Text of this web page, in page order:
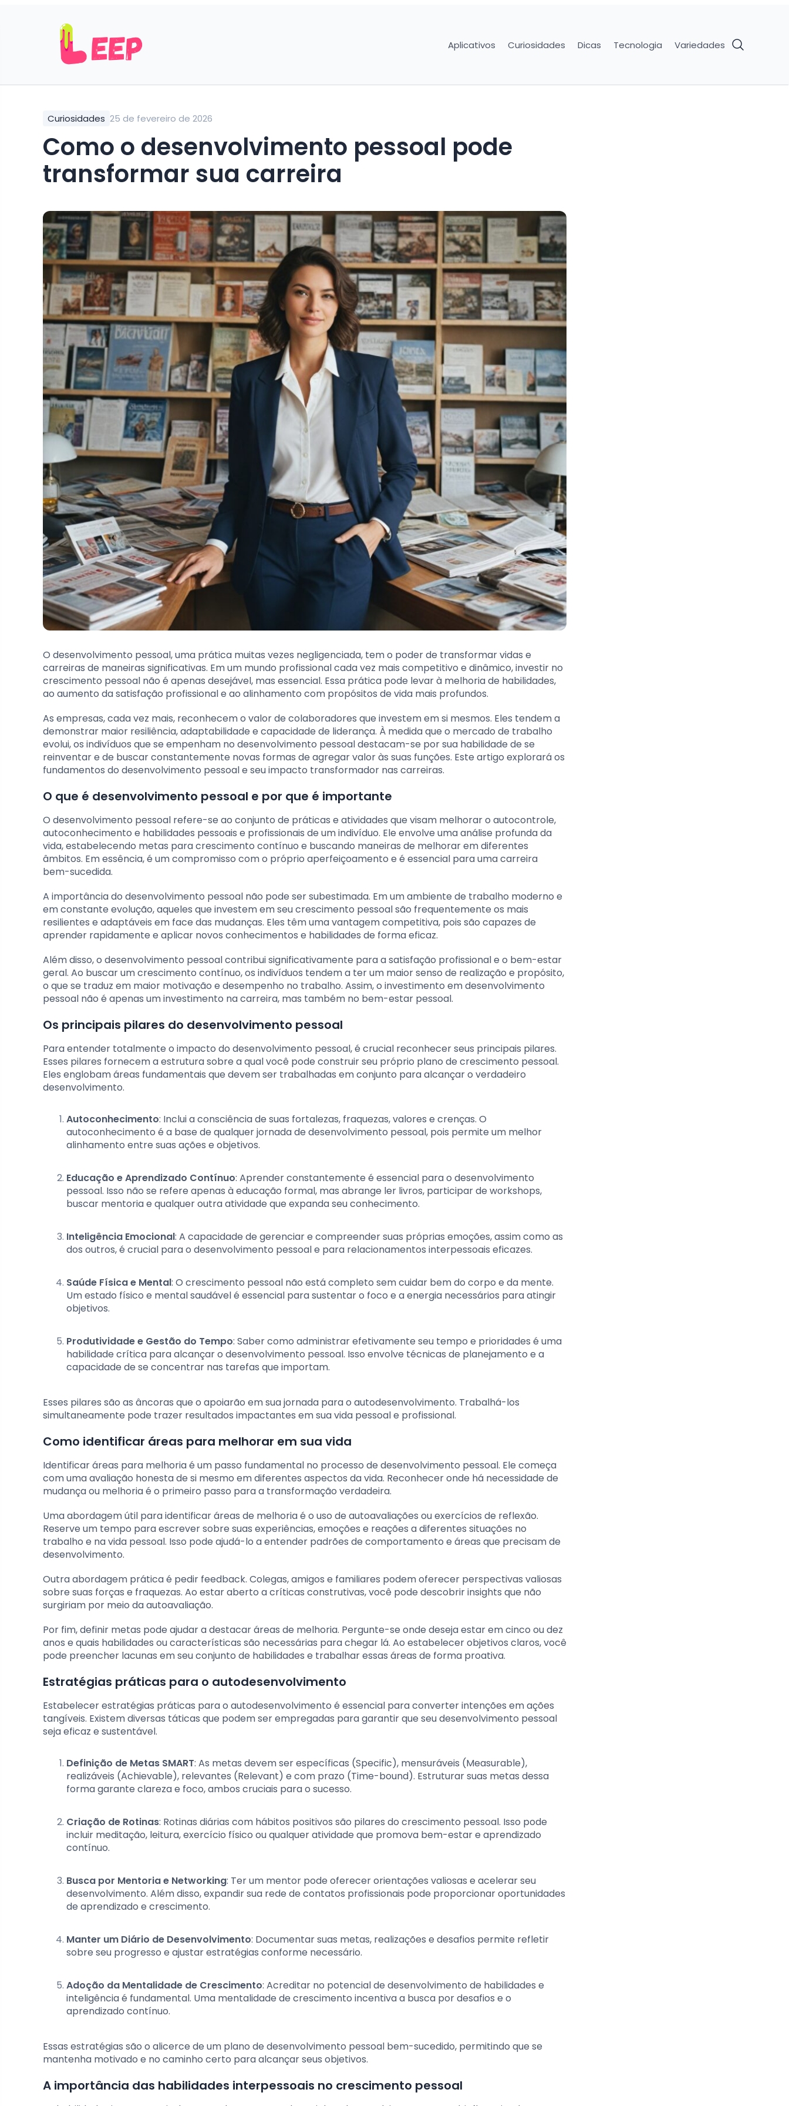
Aplicativos Curiosidades Dicas Tecnologia Variedades
Curiosidades 25 de fevereiro de 2026
Como o desenvolvimento pessoal pode
transformar sua carreira
O desenvolvimento pessoal, uma prática muitas vezes negligenciada, tem o poder de transformar vidas e
carreiras de maneiras significativas. Em um mundo profissional cada vez mais competitivo e dinâmico, investir no
crescimento pessoal não é apenas desejável, mas essencial. Essa prática pode levar à melhoria de habilidades,
ao aumento da satisfação profissional e ao alinhamento com propósitos de vida mais profundos.
As empresas, cada vez mais, reconhecem o valor de colaboradores que investem em si mesmos. Eles tendem a
demonstrar maior resiliência, adaptabilidade e capacidade de liderança. À medida que o mercado de trabalho
evolui, os indivíduos que se empenham no desenvolvimento pessoal destacam-se por sua habilidade de se
reinventar e de buscar constantemente novas formas de agregar valor às suas funções. Este artigo explorará os
fundamentos do desenvolvimento pessoal e seu impacto transformador nas carreiras.
O que é desenvolvimento pessoal e por que é importante
O desenvolvimento pessoal refere-se ao conjunto de práticas e atividades que visam melhorar o autocontrole,
autoconhecimento e habilidades pessoais e profissionais de um indivíduo. Ele envolve uma análise profunda da
vida, estabelecendo metas para crescimento contínuo e buscando maneiras de melhorar em diferentes
âmbitos. Em essência, é um compromisso com o próprio aperfeiçoamento e é essencial para uma carreira
bem-sucedida.
A importância do desenvolvimento pessoal não pode ser subestimada. Em um ambiente de trabalho moderno e
em constante evolução, aqueles que investem em seu crescimento pessoal são frequentemente os mais
resilientes e adaptáveis em face das mudanças. Eles têm uma vantagem competitiva, pois são capazes de
aprender rapidamente e aplicar novos conhecimentos e habilidades de forma eficaz.
Além disso, o desenvolvimento pessoal contribui significativamente para a satisfação profissional e o bem-estar
geral. Ao buscar um crescimento contínuo, os indivíduos tendem a ter um maior senso de realização e propósito,
o que se traduz em maior motivação e desempenho no trabalho. Assim, o investimento em desenvolvimento
pessoal não é apenas um investimento na carreira, mas também no bem-estar pessoal.
Os principais pilares do desenvolvimento pessoal
Para entender totalmente o impacto do desenvolvimento pessoal, é crucial reconhecer seus principais pilares.
Esses pilares fornecem a estrutura sobre a qual você pode construir seu próprio plano de crescimento pessoal.
Eles englobam áreas fundamentais que devem ser trabalhadas em conjunto para alcançar o verdadeiro
desenvolvimento.
Autoconhecimento: Inclui a consciência de suas fortalezas, fraquezas, valores e crenças. O
autoconhecimento é a base de qualquer jornada de desenvolvimento pessoal, pois permite um melhor
alinhamento entre suas ações e objetivos.
Educação e Aprendizado Contínuo: Aprender constantemente é essencial para o desenvolvimento
pessoal. Isso não se refere apenas à educação formal, mas abrange ler livros, participar de workshops,
buscar mentoria e qualquer outra atividade que expanda seu conhecimento.
Inteligência Emocional: A capacidade de gerenciar e compreender suas próprias emoções, assim como as
dos outros, é crucial para o desenvolvimento pessoal e para relacionamentos interpessoais eficazes.
Saúde Física e Mental: O crescimento pessoal não está completo sem cuidar bem do corpo e da mente.
Um estado físico e mental saudável é essencial para sustentar o foco e a energia necessários para atingir
objetivos.
Produtividade e Gestão do Tempo: Saber como administrar efetivamente seu tempo e prioridades é uma
habilidade crítica para alcançar o desenvolvimento pessoal. Isso envolve técnicas de planejamento e a
capacidade de se concentrar nas tarefas que importam.
Esses pilares são as âncoras que o apoiarão em sua jornada para o autodesenvolvimento. Trabalhá-los
simultaneamente pode trazer resultados impactantes em sua vida pessoal e profissional.
Como identificar áreas para melhorar em sua vida
Identificar áreas para melhoria é um passo fundamental no processo de desenvolvimento pessoal. Ele começa
com uma avaliação honesta de si mesmo em diferentes aspectos da vida. Reconhecer onde há necessidade de
mudança ou melhoria é o primeiro passo para a transformação verdadeira.
Uma abordagem útil para identificar áreas de melhoria é o uso de autoavaliações ou exercícios de reflexão.
Reserve um tempo para escrever sobre suas experiências, emoções e reações a diferentes situações no
trabalho e na vida pessoal. Isso pode ajudá-lo a entender padrões de comportamento e áreas que precisam de
desenvolvimento.
Outra abordagem prática é pedir feedback. Colegas, amigos e familiares podem oferecer perspectivas valiosas
sobre suas forças e fraquezas. Ao estar aberto a críticas construtivas, você pode descobrir insights que não
surgiriam por meio da autoavaliação.
Por fim, definir metas pode ajudar a destacar áreas de melhoria. Pergunte-se onde deseja estar em cinco ou dez
anos e quais habilidades ou características são necessárias para chegar lá. Ao estabelecer objetivos claros, você
pode preencher lacunas em seu conjunto de habilidades e trabalhar essas áreas de forma proativa.
Estratégias práticas para o autodesenvolvimento
Estabelecer estratégias práticas para o autodesenvolvimento é essencial para converter intenções em ações
tangíveis. Existem diversas táticas que podem ser empregadas para garantir que seu desenvolvimento pessoal
seja eficaz e sustentável.
Definição de Metas SMART: As metas devem ser específicas (Specific), mensuráveis (Measurable),
realizáveis (Achievable), relevantes (Relevant) e com prazo (Time-bound). Estruturar suas metas dessa
forma garante clareza e foco, ambos cruciais para o sucesso.
Criação de Rotinas: Rotinas diárias com hábitos positivos são pilares do crescimento pessoal. Isso pode
incluir meditação, leitura, exercício físico ou qualquer atividade que promova bem-estar e aprendizado
contínuo.
Busca por Mentoria e Networking: Ter um mentor pode oferecer orientações valiosas e acelerar seu
desenvolvimento. Além disso, expandir sua rede de contatos profissionais pode proporcionar oportunidades
de aprendizado e crescimento.
Manter um Diário de Desenvolvimento: Documentar suas metas, realizações e desafios permite refletir
sobre seu progresso e ajustar estratégias conforme necessário.
Adoção da Mentalidade de Crescimento: Acreditar no potencial de desenvolvimento de habilidades e
inteligência é fundamental. Uma mentalidade de crescimento incentiva a busca por desafios e o
aprendizado contínuo.
Essas estratégias são o alicerce de um plano de desenvolvimento pessoal bem-sucedido, permitindo que se
mantenha motivado e no caminho certo para alcançar seus objetivos.
A importância das habilidades interpessoais no crescimento pessoal